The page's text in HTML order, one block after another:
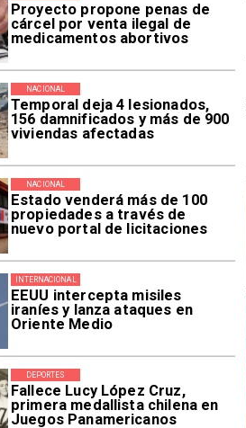
Proyecto propone penas de
cárcel por venta ilegal de
medicamentos abortivos
Temporal deja 4 lesionados,
156 damnificados y más de 900
viviendas afectadas
NACIONAL
Estado venderá más de 100
propiedades a través de
nuevo portal de licitaciones
NACIONAL
EEUU intercepta misiles
iraníes y lanza ataques en
Oriente Medio
INTERNACIONAL
Fallece Lucy López Cruz,
primera medallista chilena en
Juegos Panamericanos
DEPORTES